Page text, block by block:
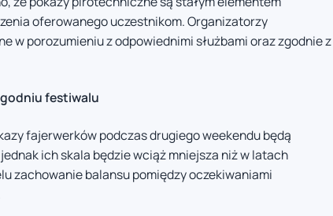
oferowanego uczestnikom. Organizatorzy
w porozumieniu z odpowiednimi służbami oraz zgodnie z
festiwalu
fajerwerków podczas drugiego weekendu będą
ich skala będzie wciąż mniejsza niż w latach
zachowanie balansu pomiędzy oczekiwaniami